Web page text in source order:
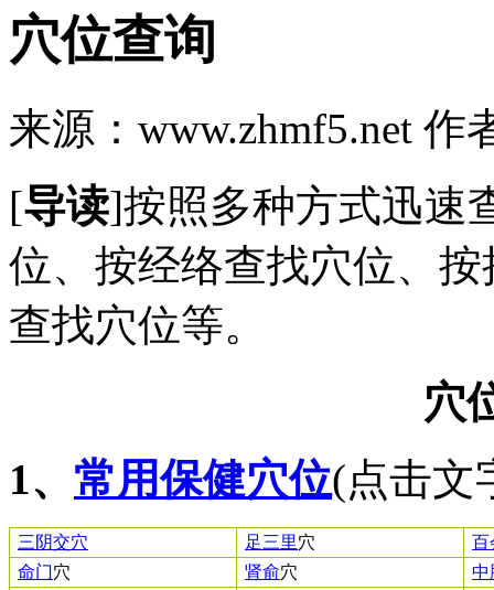
穴位查询
来源：www.zhmf5.net 作
[导读]按照多种方式迅速
位、按经络查找穴位、
查找穴位等。
穴
1、 常用保健穴位(点击文
三阴交穴 足三里穴
百
命门穴 肾俞穴
中